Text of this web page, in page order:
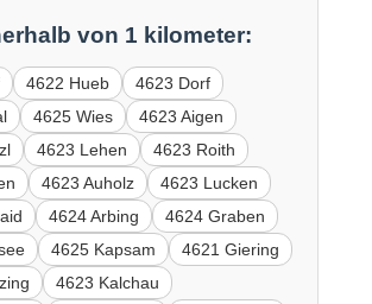
von 1 kilometer:
4622 Hueb
4623 Dorf
4625 Wies
4623 Aigen
4623 Lehen
4623 Roith
4623 Auholz
4623 Lucken
4624 Arbing
4624 Graben
4625 Kapsam
4621 Giering
4623 Kalchau